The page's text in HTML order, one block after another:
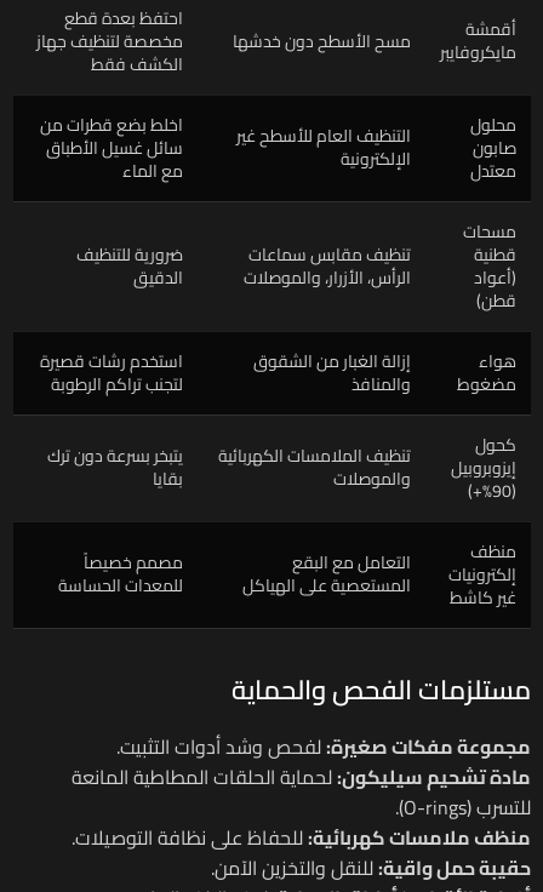
أقمشة
مايكروفايبر مسح الأسطح دون خدشها
احتفظ بعدة قطع
مخصصة لتنظيف جهاز
الكشف فقط
محلول
صابون
معتدل
التنظيف العام للأسطح غير
الإلكترونية
اخلط بضع قطرات من
سائل غسيل الأطباق
مع الماء
مسحات
قطنية
(أعواد
قطن)
تنظيف مقابس سماعات
الرأس، الأزرار، والموصلات
ضرورية للتنظيف
الدقيق
هواء
مضغوط
إزالة الغبار من الشقوق
والمنافذ
استخدم رشات قصيرة
لتجنب تراكم الرطوبة
كحول
إيزوبروبيل
(90%+)
تنظيف الملامسات الكهربائية
والموصلات
يتبخر بسرعة دون ترك
بقايا
منظف
إلكترونيات
غير كاشط
التعامل مع البقع
المستعصية على الهياكل
مصمم خصيصاً
للمعدات الحساسة
مستلزمات الفحص والحماية
مجموعة مفكات صغيرة:لفحص وشد أدوات التثبيت.
مادة تشحيم سيليكون:لحماية الحلقات المطاطية المانعة
للتسرب (O-rings).
منظف ملامسات كهربائية:للحفاظ على نظافة التوصيلات.
حقيبة حمل واقية:للنقل والتخزين الآمن.